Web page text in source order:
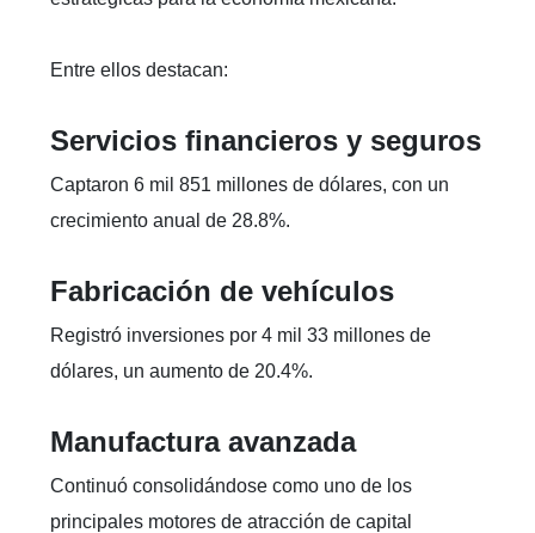
Entre ellos destacan:
Servicios financieros y seguros
Captaron 6 mil 851 millones de dólares, con un
crecimiento anual de 28.8%.
Fabricación de vehículos
Registró inversiones por 4 mil 33 millones de
dólares, un aumento de 20.4%.
Manufactura avanzada
Continuó consolidándose como uno de los
principales motores de atracción de capital